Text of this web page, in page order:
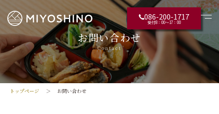
086-200-1717
受付8：00〜17：00
お問い合わせ
Contact
トップページ お問い合わせ